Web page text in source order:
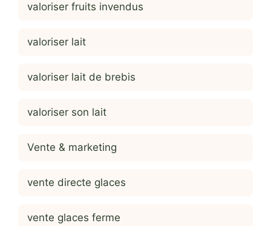
valoriser fruits invendus
valoriser lait
valoriser lait de brebis
valoriser son lait
Vente & marketing
vente directe glaces
vente glaces ferme